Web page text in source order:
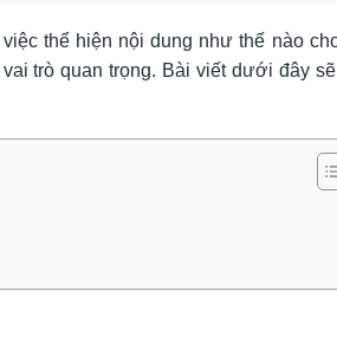
thể hiện nội dung như thế nào
trò quan trọng. Bài viết dưới đây